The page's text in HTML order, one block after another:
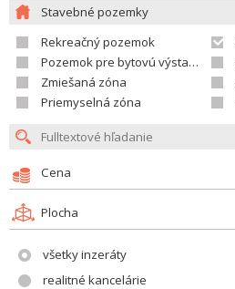
Stavebné pozemky
Rekreačný pozemok
Pozemok pre bytovú výstavbu
Zmiešaná zóna
Priemyselná zóna
Cena
Plocha
všetky inzeráty
realitné kancelárie